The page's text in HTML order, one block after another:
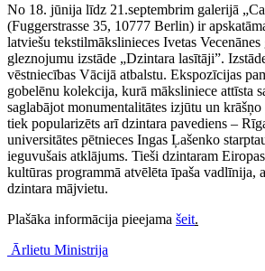
No 18. jūnija līdz 21.septembrim galerijā
(Fuggerstrasse 35, 10777 Berlin) ir
latviešu tekstilmākslinieces Ivetas
gleznojumu izstāde „Dzintara lasītāji”.
vēstniecības Vācijā atbalstu. Ekspozīcijas
gobelēnu kolekcija, kurā māksliniece attīsta
saglabājot monumentalitātes izjūtu un
tiek popularizēts arī dzintara pavediens –
universitātes pētnieces Ingas Ļašenko
ieguvušais atklājums. Tieši dzintaram
kultūras programmā atvēlēta īpaša vadlīnija,
dzintara mājvietu.
Plašāka informācija pieejama šeit.
Ārlietu Ministrija